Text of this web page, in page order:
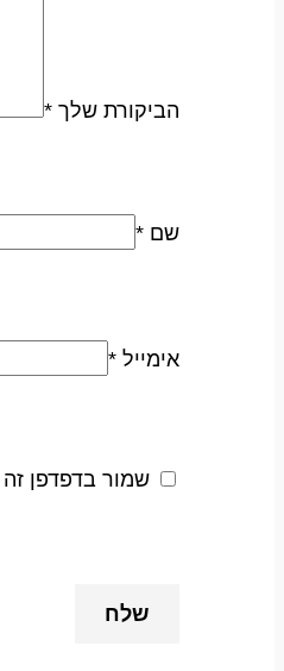
הביקורת שלך *
שם *
אימייל *
שמור בדפדפן